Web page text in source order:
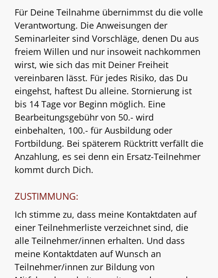
Für Deine Teilnahme übernimmst du die volle
Verantwortung. Die Anweisungen der
Seminarleiter sind Vorschläge, denen Du aus
freiem Willen und nur insoweit nachkommen
wirst, wie sich das mit Deiner Freiheit
vereinbaren lässt. Für jedes Risiko, das Du
eingehst, haftest Du alleine. Stornierung ist
bis 14 Tage vor Beginn möglich. Eine
Bearbeitungsgebühr von 50.- wird
einbehalten, 100.- für Ausbildung oder
Fortbildung. Bei späterem Rücktritt verfällt die
Anzahlung, es sei denn ein Ersatz-Teilnehmer
kommt durch Dich.
ZUSTIMMUNG:
Ich stimme zu, dass meine Kontaktdaten auf
einer Teilnehmerliste verzeichnet sind, die
alle Teilnehmer/innen erhalten. Und dass
meine Kontaktdaten auf Wunsch an
Teilnehmer/innen zur Bildung von